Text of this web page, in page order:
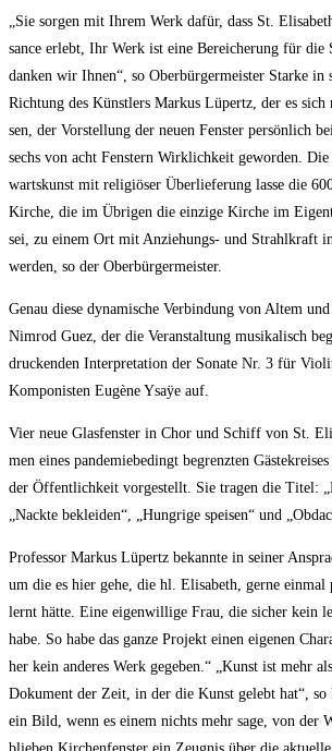
„Sie sor­gen mit Ihrem Werk dafür, dass St.
sance erlebt, Ihr Werk ist eine Berei­che­rung für die
dan­ken wir Ihnen“, so Ober­bür­ger­meis­ter Star­ke in
Rich­tung des Künst­lers Mar­kus Lüpertz, der es
sen, der Vor­stel­lung der neu­en Fens­ter per­sön­lich
sechs von acht Fens­tern Wirk­lich­keit gewor­den.
warts­kunst mit reli­giö­ser Über­lie­fe­rung las­se die
Kir­che, die im Übri­gen die ein­zi­ge Kir­che im
sei, zu einem Ort mit Anzie­hungs- und Strahl­kraft
wer­den, so der Oberbürgermeister.
Genau die­se dyna­mi­sche Ver­bin­dung von Altem
Nim­rod Guez, der die Ver­an­stal­tung musi­ka­lisch
dru­cken­den Inter­pre­ta­ti­on der Sona­te Nr. 3 für
Kom­po­nis­ten Eugè­ne Ysaÿe auf.
Vier neue Glas­fens­ter in Chor und Schiff von St.
men eines pan­de­mie­be­dingt begrenz­ten
der Öffent­lich­keit vor­ge­stellt. Sie tra­gen die Titel:
„Nack­te beklei­den“, „Hung­ri­ge spei­sen“ und
Pro­fes­sor Mar­kus Lüpertz bekann­te in sei­ner
um die es hier gehe, die hl. Eli­sa­beth, ger­ne
lernt hät­te. Eine eigen­wil­li­ge Frau, die sicher kein
habe. So habe das gan­ze Pro­jekt einen eige­nen
her kein ande­res Werk gege­ben.“ „Kunst ist mehr
Doku­ment der Zeit, in der die Kunst gelebt hat“,
ein Bild, wenn es einem nichts mehr sage, von der